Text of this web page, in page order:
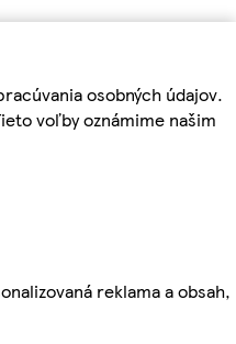
osobných údajov.
voľby oznámime našim
reklama a obsah,